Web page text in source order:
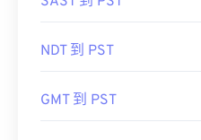
NDT 到 PST
GMT 到 PST